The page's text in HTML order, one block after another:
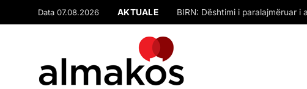
Data 07.08.2026 AKTUALE